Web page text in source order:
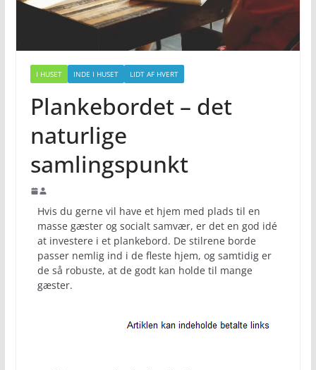
I HUSET INDE I HUSET LIDT AF HVERT
Plankebordet – det
naturlige
samlingspunkt
Hvis du gerne vil have et hjem med plads til en
masse gæster og socialt samvær, er det en god idé
at investere i et plankebord. De stilrene borde
passer nemlig ind i de fleste hjem, og samtidig er
de så robuste, at de godt kan holde til mange
gæster.